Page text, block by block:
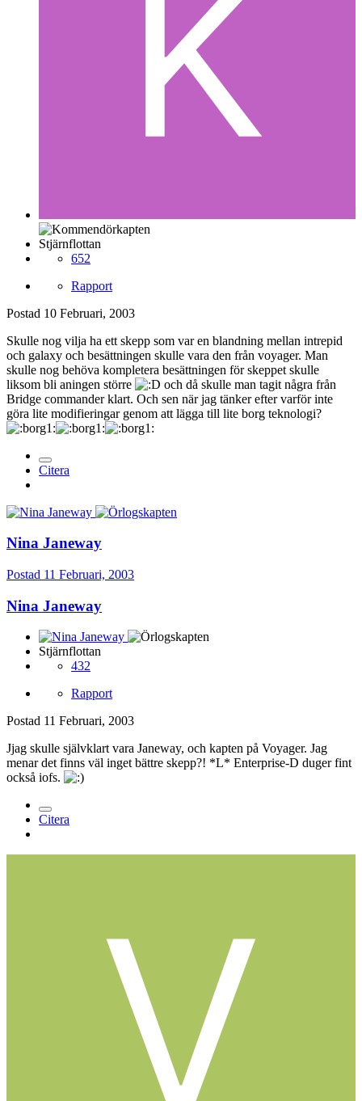
Stjärnflottan
652
Rapport
Postad 10 Februari, 2003
Skulle nog vilja ha ett skepp som var en blandning mellan intrepid
och galaxy och besättningen skulle vara den från voyager. Man
skulle nog behöva kompletera besättningen för skeppet skulle
liksom bli aningen större
och då skulle man tagit några från
Bridge commander klart. Och sen när jag tänker efter varför inte
göra lite modifieringar genom att lägga till lite borg teknologi?
Citera
Nina Janeway
Postad 11 Februari, 2003
Nina Janeway
Stjärnflottan
432
Rapport
Postad 11 Februari, 2003
Jjag skulle självklart vara Janeway, och kapten på Voyager. Jag
menar det finns väl inget bättre skepp?! *L* Enterprise-D duger fint
också iofs.
Citera